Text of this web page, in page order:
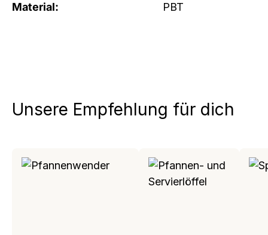
Material: PBT
Produktgalerie überspringen
Unsere Empfehlung für dich